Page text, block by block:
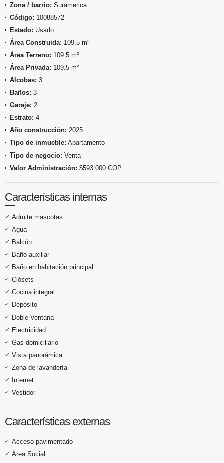
Zona / barrio: Suramerica
Código: 10088572
Estado: Usado
Área Construida: 109.5 m²
Área Terreno: 109.5 m²
Área Privada: 109.5 m²
Alcobas: 3
Baños: 3
Garaje: 2
Estrato: 4
Año construcción: 2025
Tipo de inmueble: Apartamento
Tipo de negocio: Venta
Valor Administración: $593.000 COP
Características internas
Admite mascotas
Agua
Balcón
Baño auxiliar
Baño en habitación principal
Clósets
Cocina integral
Depósito
Doble Ventana
Electricidad
Gas domiciliario
Vista panorámica
Zona de lavandería
Internet
Vestidor
Características externas
Acceso pavimentado
Área Social